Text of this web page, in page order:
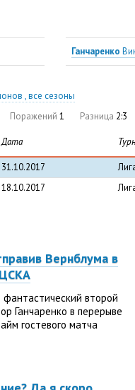
Ганчаренко
, все сезоны
Поражений 1 Разница 2:3
Дата
31.10.2017
18.10.2017
Вернблума в
второй
Ганчаренко в перерыве
гостевого матча